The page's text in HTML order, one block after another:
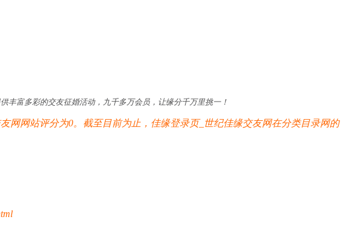
富多彩的交友征婚活动，九千多万会员，让缘分千万里挑一！
网站评分为0。截至目前为止，佳缘登录页_世纪佳缘交友网在分类目录网的